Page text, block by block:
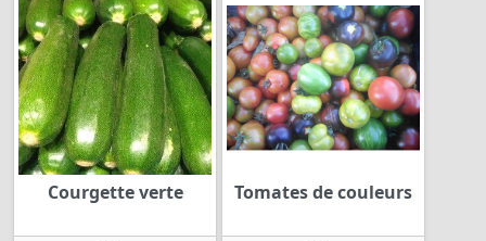
Courgette verte Tomates de couleurs